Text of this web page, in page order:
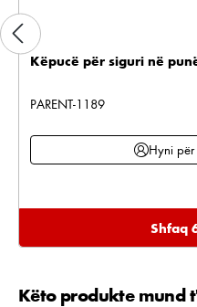
Këpucë për siguri në
PARENT-1189
Hyni për
Shfaq
Kalo galerinë e produktit
Këto produkte mund